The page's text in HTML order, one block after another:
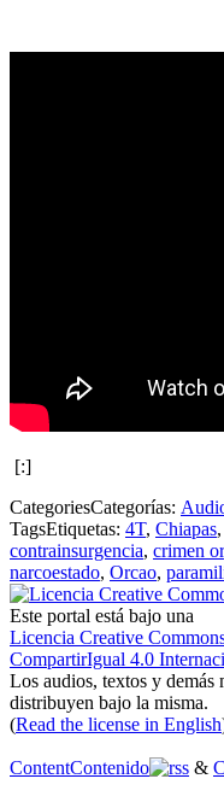
[:]
CategoriesCategorías:
TagsEtiquetas: 4T, Chiapas,
contrainsurgencia, crimen
narcoestado, Orcao,
Este portal está bajo una
Licencia Creative
CompartirIgual 4.0
Los audios, textos y demás
distribuyen bajo la misma.
(Read the license in English
ContentContenido &